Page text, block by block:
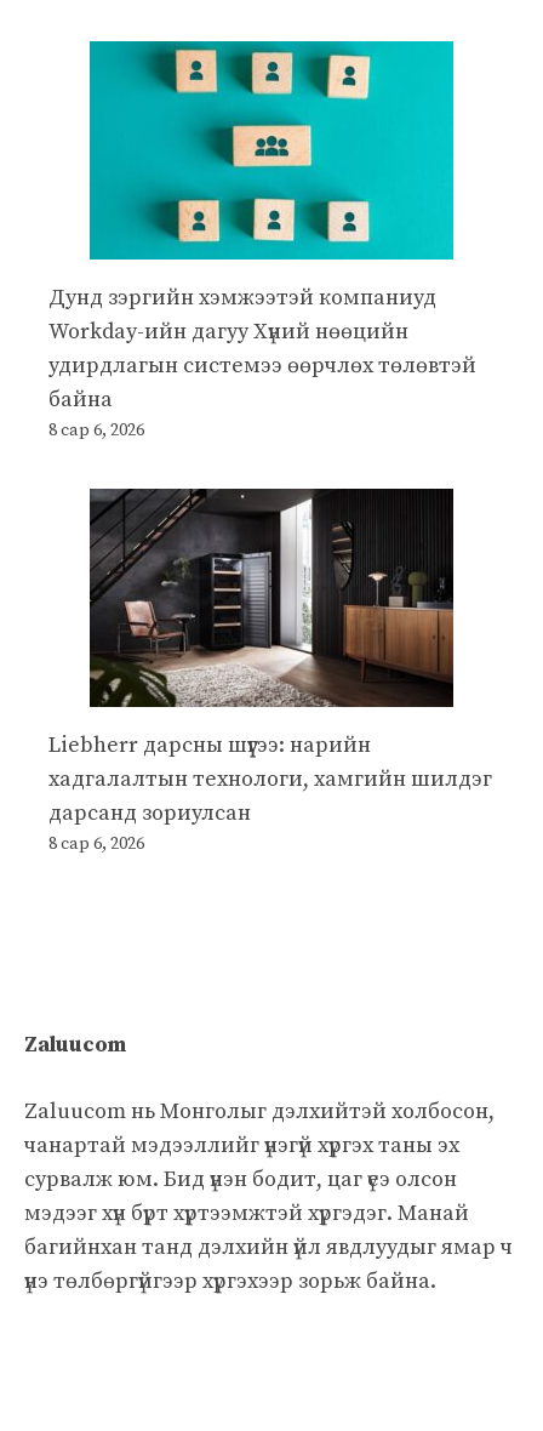
Дунд зэргийн хэмжээтэй компаниуд
Workday-ийн дагуу Хүний нөөцийн
удирдлагын системээ өөрчлөх төлөвтэй
байна
8 сар 6, 2026
Liebherr дарсны шүүгээ: нарийн
хадгалалтын технологи, хамгийн шилдэг
дарсанд зориулсан
8 сар 6, 2026
Zaluucom
Zaluucom нь Монголыг дэлхийтэй холбосон,
чанартай мэдээллийг үнэгүй хүргэх таны эх
сурвалж юм. Бид үнэн бодит, цаг үеэ олсон
мэдээг хүн бүрт хүртээмжтэй хүргэдэг. Манай
багийнхан танд дэлхийн үйл явдлуудыг ямар ч
үнэ төлбөргүйгээр хүргэхээр зорьж байна.